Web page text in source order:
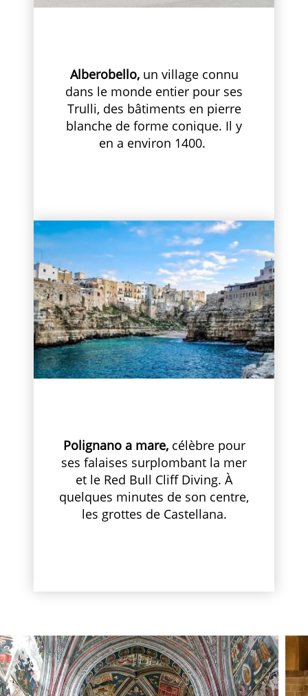
Alberobello, un village connu
dans le monde entier pour ses
Trulli, des bâtiments en pierre
blanche de forme conique. Il y
en a environ 1400.
Polignano a mare,célèbre pour
ses falaises surplombant la mer
et le Red Bull Cliff Diving. À
quelques minutes de son centre,
les grottes de Castellana.